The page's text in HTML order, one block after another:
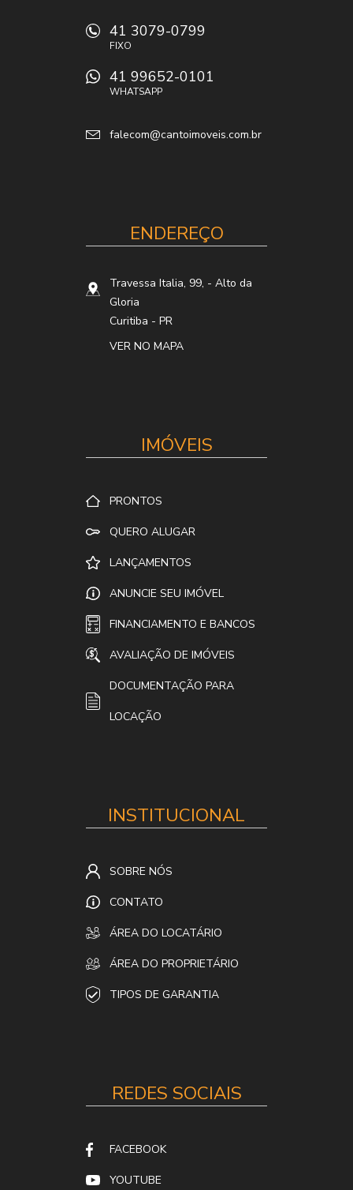
41 3079-0799
FIXO
41 99652-0101
WHATSAPP
falecom@cantoimoveis.com.br
ENDEREÇO
Travessa Italia, 99, - Alto da
Gloria
Curitiba - PR
VER NO MAPA
IMÓVEIS
PRONTOS
QUERO ALUGAR
LANÇAMENTOS
ANUNCIE SEU IMÓVEL
FINANCIAMENTO E BANCOS
AVALIAÇÃO DE IMÓVEIS
DOCUMENTAÇÃO PARA
LOCAÇÃO
INSTITUCIONAL
SOBRE NÓS
CONTATO
ÁREA DO LOCATÁRIO
ÁREA DO PROPRIETÁRIO
TIPOS DE GARANTIA
REDES SOCIAIS
FACEBOOK
YOUTUBE